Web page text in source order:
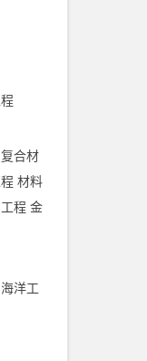
复合材
材料
程 金
洋工